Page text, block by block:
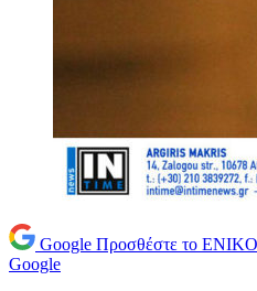
Google Προσθέστε το
Google